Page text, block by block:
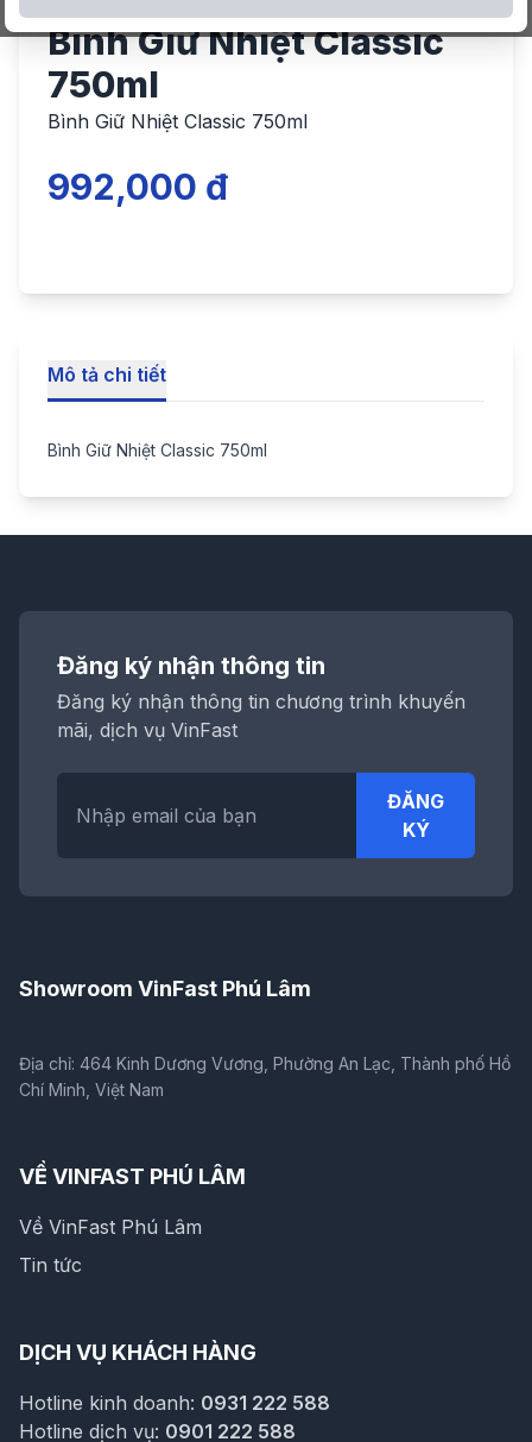
Bình Giữ Nhiệt Classic
750ml
Bình Giữ Nhiệt Classic 750ml
992,000 đ
Mô tả chi tiết
Bình Giữ Nhiệt Classic 750ml
Đăng ký nhận thông tin
Đăng ký nhận thông tin chương trình khuyến
mãi, dịch vụ VinFast
ĐĂNG
KÝ
Showroom VinFast Phú Lâm
Địa chỉ: 464 Kinh Dương Vương, Phường An Lạc, Thành phố Hồ
Chí Minh, Việt Nam
VỀ VINFAST PHÚ LÂM
Về VinFast Phú Lâm
Tin tức
DỊCH VỤ KHÁCH HÀNG
Hotline kinh doanh: 0931 222 588
Hotline dịch vụ: 0901 222 588